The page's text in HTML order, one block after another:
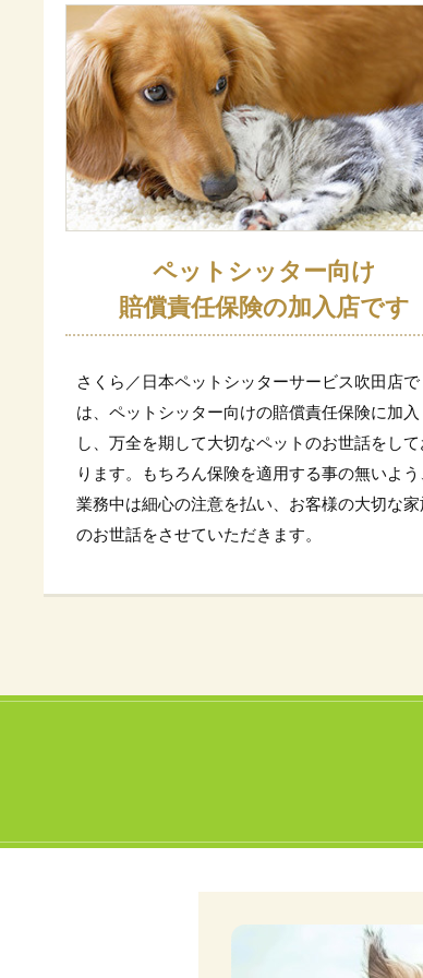
ペットシッター向け
賠償責任保険の加入店です
さくら／日本ペットシッターサービス吹田店で
は、ペットシッター向けの賠償責任保険に加入
し、万全を期して大切なペットのお世話をして
ります。もちろん保険を適用する事の無いよう
業務中は細心の注意を払い、お客様の大切な
のお世話をさせていただきます。